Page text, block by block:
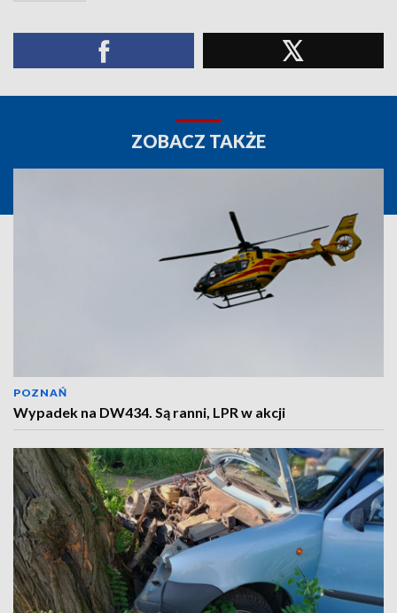
ZOBACZ TAKŻE
POZNAŃ
Wypadek na DW434. Są ranni, LPR w akcji